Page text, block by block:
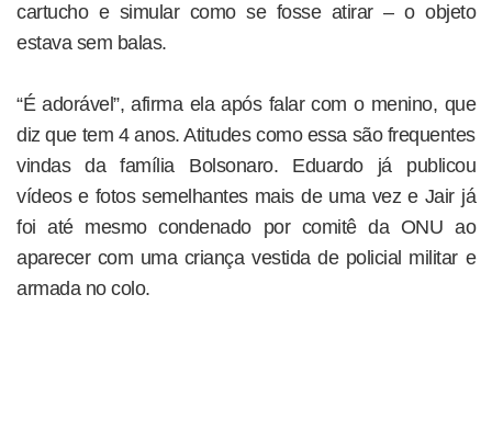
cartucho e simular como se fosse atirar – o objeto
estava sem balas.
“É adorável”, afirma ela após falar com o menino, que
diz que tem 4 anos. Atitudes como essa são frequentes
vindas da família Bolsonaro. Eduardo já publicou
vídeos e fotos semelhantes mais de uma vez e Jair já
foi até mesmo condenado por comitê da ONU ao
aparecer com uma criança vestida de policial militar e
armada no colo.